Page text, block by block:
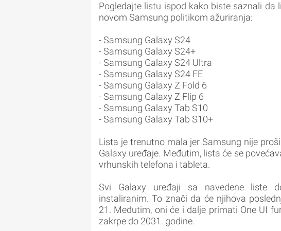
Pogledajte listu ispod kako biste saznali da
novom Samsung politikom ažuriranja:
- Samsung Galaxy S24
- Samsung Galaxy S24+
- Samsung Galaxy S24 Ultra
- Samsung Galaxy S24 FE
- Samsung Galaxy Z Fold 6
- Samsung Galaxy Z Flip 6
- Samsung Galaxy Tab S10
- Samsung Galaxy Tab S10+
Lista je trenutno mala jer Samsung nije
Galaxy uređaje. Međutim, lista će se
vrhunskih telefona i tableta.
Svi Galaxy uređaji sa navedene liste
instaliranim. To znači da će njihova
21. Međutim, oni će i dalje primati One UI
zakrpe do 2031. godine.